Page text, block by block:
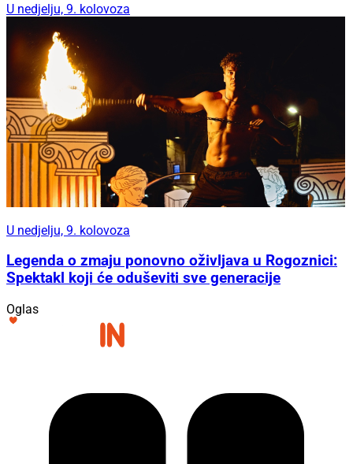
U nedjelju, 9. kolovoza
U nedjelju, 9. kolovoza
Legenda o zmaju ponovno oživljava u Rogoznici:
Spektakl koji će oduševiti sve generacije
Oglas